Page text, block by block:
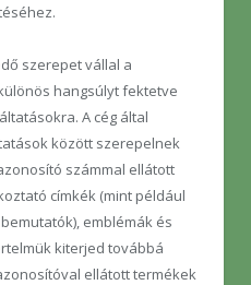
szerepet vállal a
hangsúlyt fektetve
A cég által
között szerepelnek
számmal ellátott
címkék (mint például
emblémák és
kiterjed továbbá
ellátott termékek